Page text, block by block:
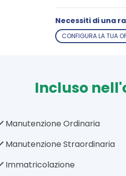
Necessiti di una
CONFIGURA LA TUA
Incluso
Manutenzione Ordinaria
Manutenzione Straordinaria
Immatricolazione